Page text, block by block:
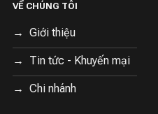
VỀ CHÚNG TÔI
Giới thiệu
Tin tức - Khuyến mại
Chi nhánh